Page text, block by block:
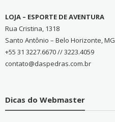
LOJA – ESPORTE DE AVENTURA
Rua Cristina, 1318
Santo Antônio – Belo Horizonte, MG
+55 31 3227.6670 // 3223.4059
contato@daspedras.com.br
Dicas do Webmaster